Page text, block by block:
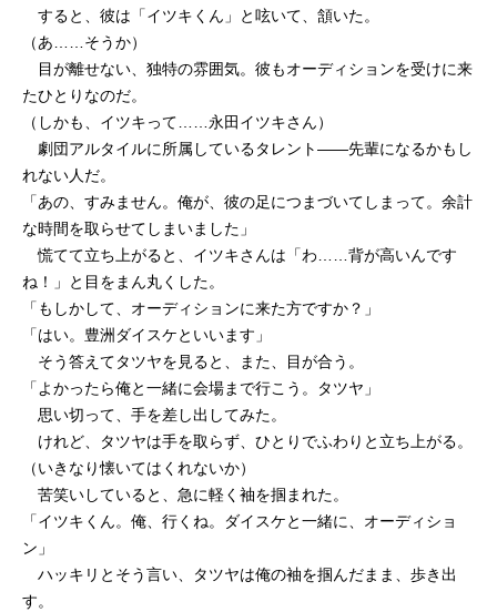
すると、彼は「イツキくん」と呟いて、頷いた。
（あ……そうか）
目が離せない、独特の雰囲気。彼もオーディションを受けに来
たひとりなのだ。
（しかも、イツキって……永田イツキさん）
劇団アルタイルに所属しているタレント——先輩になるかもし
れない人だ。
「あの、すみません。俺が、彼の足につまづいてしまって。余計
な時間を取らせてしまいました」
慌てて立ち上がると、イツキさんは「わ……背が高いんです
ね！」と目をまん丸くした。
「もしかして、オーディションに来た方ですか？」
「はい。豊洲ダイスケといいます」
そう答えてタツヤを見ると、また、目が合う。
「よかったら俺と一緒に会場まで行こう。タツヤ」
思い切って、手を差し出してみた。
けれど、タツヤは手を取らず、ひとりでふわりと立ち上がる。
（いきなり懐いてはくれないか）
苦笑いしていると、急に軽く袖を掴まれた。
「イツキくん。俺、行くね。ダイスケと一緒に、オーディショ
ン」
ハッキリとそう言い、タツヤは俺の袖を掴んだまま、歩き出
す。